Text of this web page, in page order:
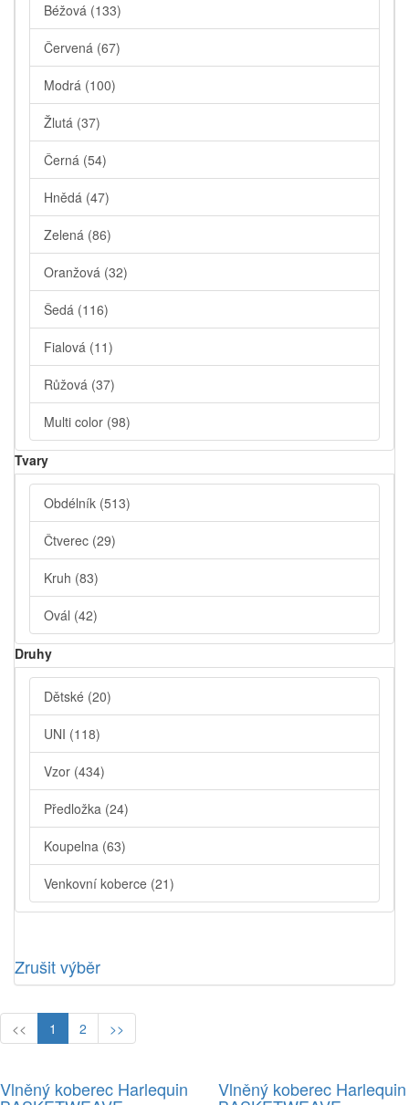
Béžová (133)
Červená (67)
Modrá (100)
Žlutá (37)
Černá (54)
Hnědá (47)
Zelená (86)
Oranžová (32)
Šedá (116)
Fialová (11)
Růžová (37)
Multi color (98)
Tvary
Obdélník (513)
Čtverec (29)
Kruh (83)
Ovál (42)
Druhy
Dětské (20)
UNI (118)
Vzor (434)
Předložka (24)
Koupelna (63)
Venkovní koberce (21)
Zrušit výběr
<< 1 2 >>
Vlněný koberec Harlequin Vlněný koberec Harlequin